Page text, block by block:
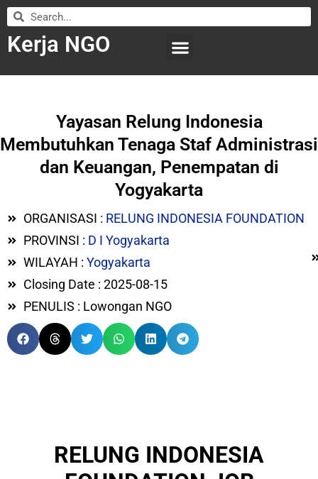
Kerja NGO
Yayasan Relung Indonesia
Membutuhkan Tenaga Staf Administrasi
dan Keuangan, Penempatan di
Yogyakarta
ORGANISASI : RELUNG INDONESIA FOUNDATION
PROVINSI : D I Yogyakarta
WILAYAH : Yogyakarta
Closing Date : 2025-08-15
PENULIS : Lowongan NGO
RELUNG INDONESIA